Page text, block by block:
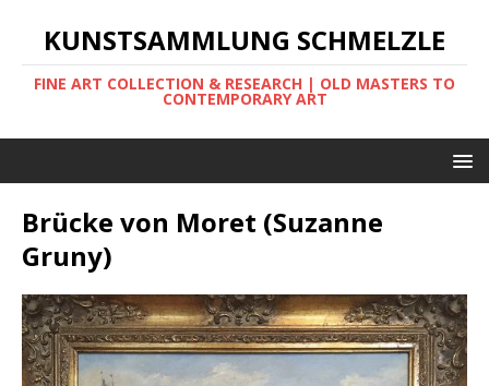
KUNSTSAMMLUNG SCHMELZLE
FINE ART COLLECTION & RESEARCH | OLD MASTERS TO
CONTEMPORARY ART
Brücke von Moret (Suzanne
Gruny)